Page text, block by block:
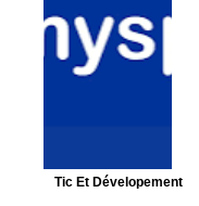
Tic Et Dévelopement